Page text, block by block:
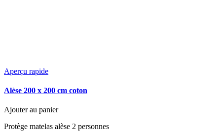
Aperçu rapide
Alèse 200 x 200 cm coton
Ajouter au panier
Protège matelas alèse 2 personnes